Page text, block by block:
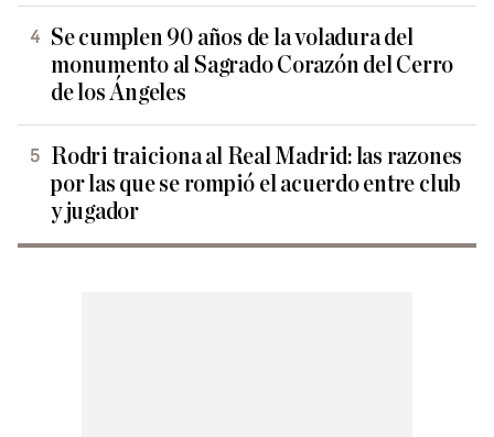
Se cumplen 90 años de la voladura del
monumento al Sagrado Corazón del Cerro
de los Ángeles
Rodri traiciona al Real Madrid: las razones
por las que se rompió el acuerdo entre club
y jugador